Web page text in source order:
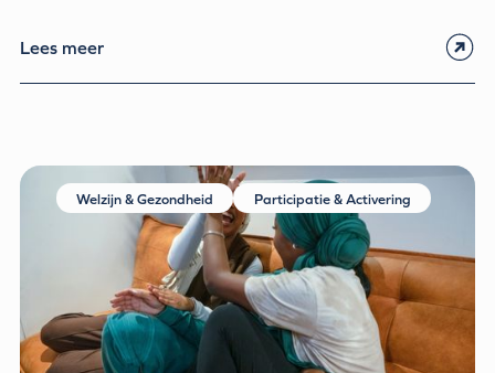
Lees meer
Welzijn & Gezondheid Participatie & Activering